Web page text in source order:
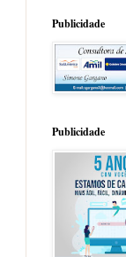
Publicidade
Publicidade